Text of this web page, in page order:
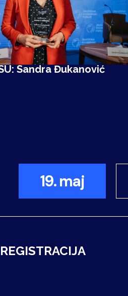
Sandra Đukanović
19. maj